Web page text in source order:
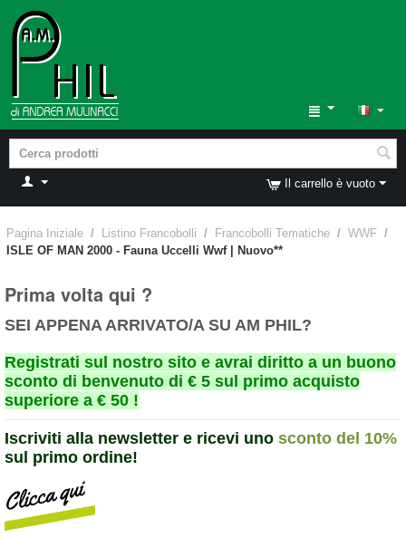
Il carrello è vuoto
Pagina Iniziale / Listino Francobolli / Francobolli Tematiche / WWF /
ISLE OF MAN 2000 - Fauna Uccelli Wwf | Nuovo**
Prima volta qui ?
SEI APPENA ARRIVATO/A SU AM PHIL?
Registrati sul nostro sito e avrai diritto a un buono
sconto di benvenuto di € 5 sul primo acquisto
superiore a € 50 !
Iscriviti alla newsletter e ricevi uno sconto del 10%
sul primo ordine!